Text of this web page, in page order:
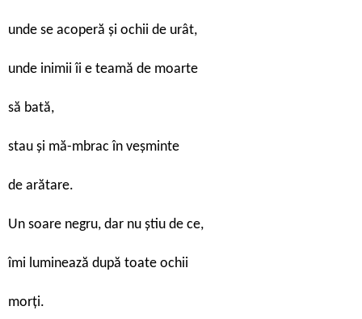
unde se acoperă şi ochii de urât,
unde inimii îi e teamă de moarte
să bată,
stau şi mă-mbrac în veşminte
de arătare.
Un soare negru, dar nu ştiu de ce,
îmi luminează după toate ochii
morţi.